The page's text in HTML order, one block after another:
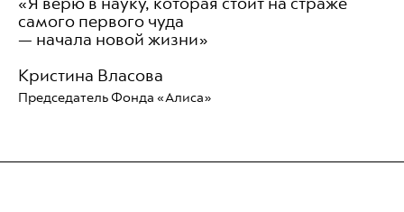
самого первого чуда
— начала новой жизни»
Кристина Власова
Председатель Фонда «Алиса»